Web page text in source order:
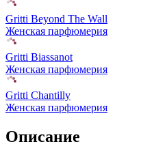
Gritti Beyond The Wall
Женская парфюмерия
Gritti Biassanot
Женская парфюмерия
Gritti Chantilly
Женская парфюмерия
Описание